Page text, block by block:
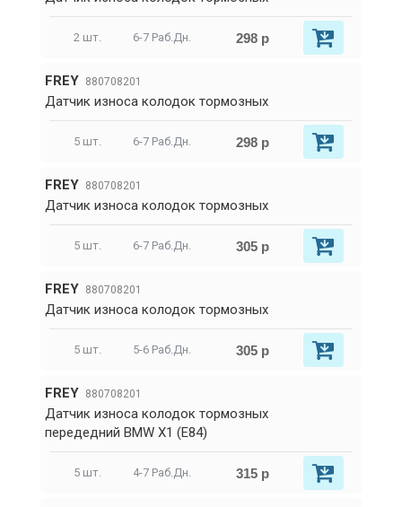
2 шт. 6-7 Раб.Дн. 298 р
FREY 880708201
Датчик износа колодок тормозных
5 шт. 6-7 Раб.Дн. 298 р
FREY 880708201
Датчик износа колодок тормозных
5 шт. 6-7 Раб.Дн. 305 р
FREY 880708201
Датчик износа колодок тормозных
5 шт. 5-6 Раб.Дн. 305 р
FREY 880708201
Датчик износа колодок тормозных
передедний BMW X1 (E84)
5 шт. 4-7 Раб.Дн. 315 р